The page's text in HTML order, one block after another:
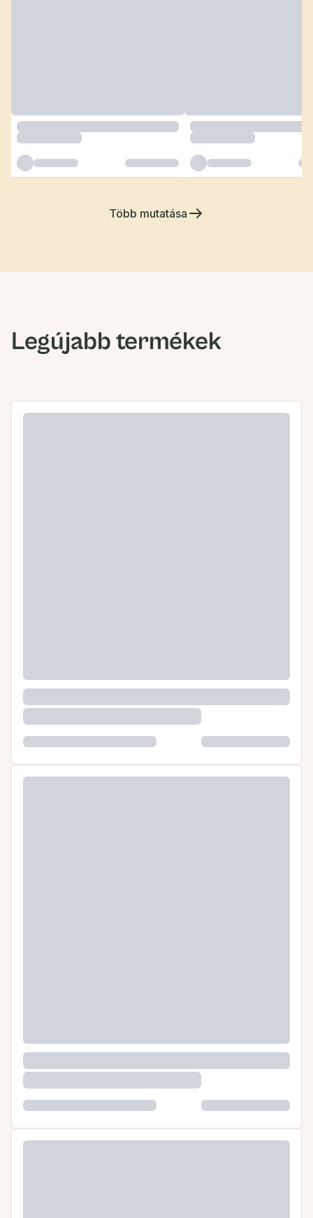
Több mutatása
Legújabb termékek